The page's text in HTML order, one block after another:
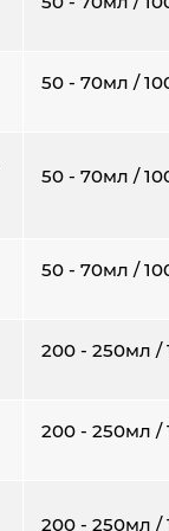
50 - 70мл /
50 - 70мл /
50 - 70мл /
200 - 250мл /
200 - 250мл /
200 - 250мл /